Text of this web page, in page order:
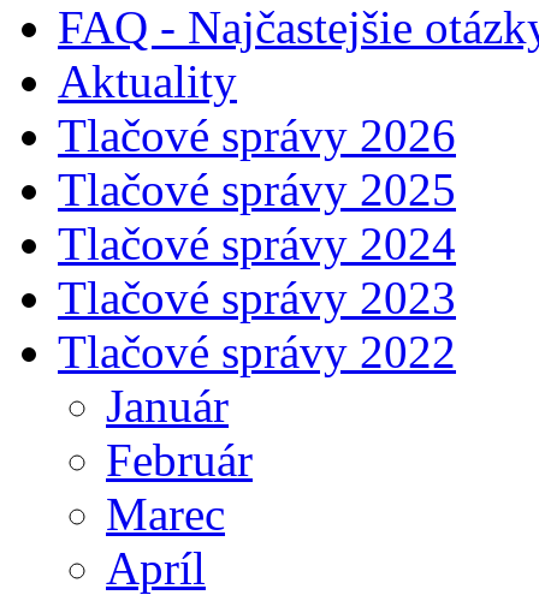
FAQ - Najčastejšie
Aktuality
Tlačové správy 2026
Tlačové správy 2025
Tlačové správy 2024
Tlačové správy 2023
Tlačové správy 2022
Január
Február
Marec
Apríl